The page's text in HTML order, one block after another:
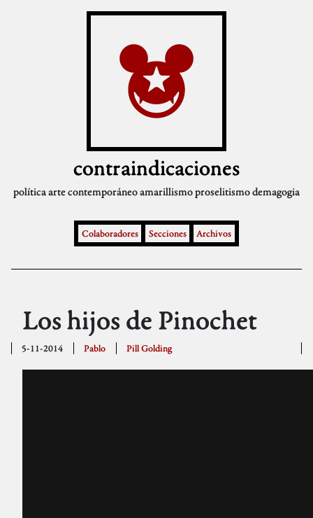
contraindicaciones
políticaarte contemporáneoamarillismoproselitismodemagogia
Colaboradores Secciones Archivos
Los hijos de Pinochet
5-11-2014 Pablo Pill Golding